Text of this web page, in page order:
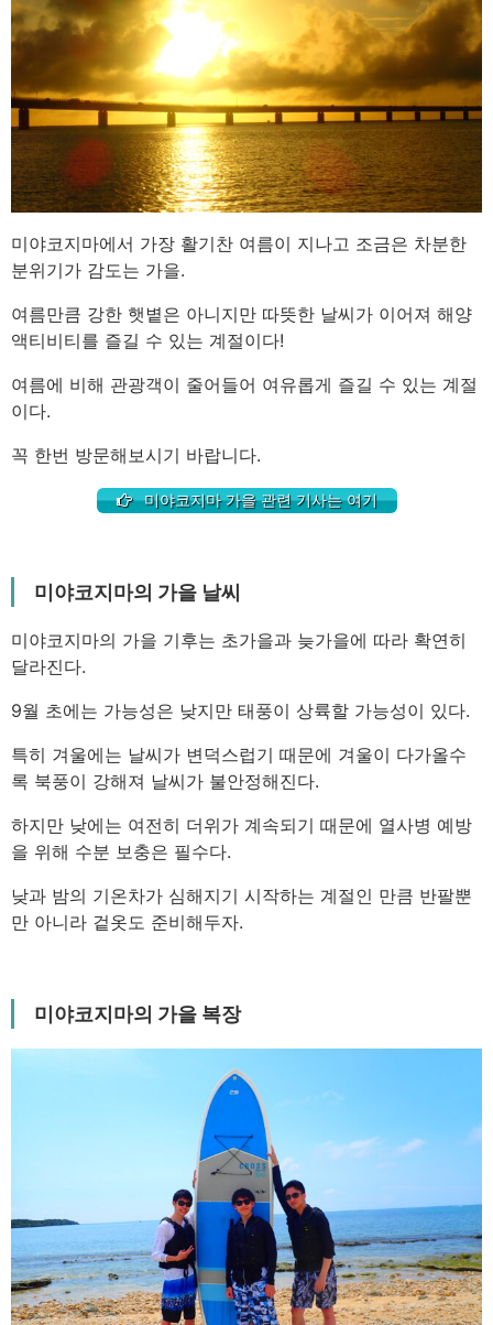
미야코지마에서 가장 활기찬 여름이 지나고 조금은 차분한
분위기가 감도는 가을.
여름만큼 강한 햇볕은 아니지만 따뜻한 날씨가 이어져 해양
액티비티를 즐길 수 있는 계절이다!
여름에 비해 관광객이 줄어들어 여유롭게 즐길 수 있는 계절
이다.
꼭 한번 방문해보시기 바랍니다.
미야코지마 가을 관련 기사는 여기
미야코지마의 가을 날씨
미야코지마의 가을 기후는 초가을과 늦가을에 따라 확연히
달라진다.
9월 초에는 가능성은 낮지만 태풍이 상륙할 가능성이 있다.
특히 겨울에는 날씨가 변덕스럽기 때문에 겨울이 다가올수
록 북풍이 강해져 날씨가 불안정해진다.
하지만 낮에는 여전히 더위가 계속되기 때문에 열사병 예방
을 위해 수분 보충은 필수다.
낮과 밤의 기온차가 심해지기 시작하는 계절인 만큼 반팔뿐
만 아니라 겉옷도 준비해두자.
미야코지마의 가을 복장